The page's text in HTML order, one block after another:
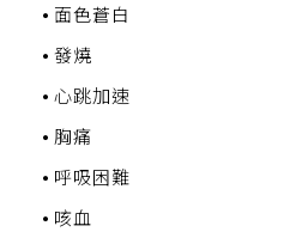
面色蒼白
發燒
心跳加速
胸痛
呼吸困難
咳血